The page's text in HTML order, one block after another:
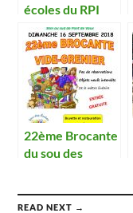
écoles du RPI
valorisent les
déchets.
22ème Brocante
du sou des
READ NEXT →